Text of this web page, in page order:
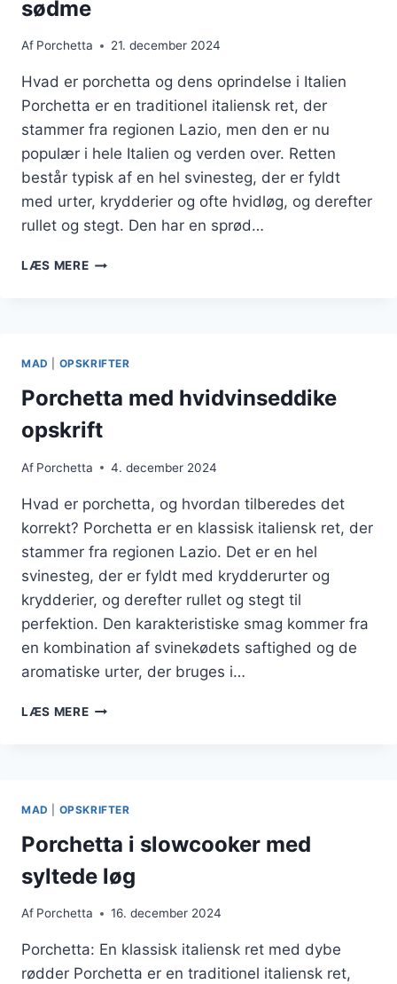
sødme
Af Porchetta 21. december 2024
Hvad er porchetta og dens oprindelse i Italien
Porchetta er en traditionel italiensk ret, der
stammer fra regionen Lazio, men den er nu
populær i hele Italien og verden over. Retten
består typisk af en hel svinesteg, der er fyldt
med urter, krydderier og ofte hvidløg, og derefter
rullet og stegt. Den har en sprød…
LÆS MEREPORCHETTA
MAD OPSKRIFTER
Porchetta med hvidvinseddike
opskrift
Af Porchetta 4. december 2024
Hvad er porchetta, og hvordan tilberedes det
korrekt? Porchetta er en klassisk italiensk ret, der
stammer fra regionen Lazio. Det er en hel
svinesteg, der er fyldt med krydderurter og
krydderier, og derefter rullet og stegt til
perfektion. Den karakteristiske smag kommer fra
en kombination af svinekødets saftighed og de
aromatiske urter, der bruges i…
LÆS MEREPORCHETTA
MAD OPSKRIFTER
Porchetta i slowcooker med
syltede løg
Af Porchetta 16. december 2024
Porchetta: En klassisk italiensk ret med dybe
rødder Porchetta er en traditionel italiensk ret,